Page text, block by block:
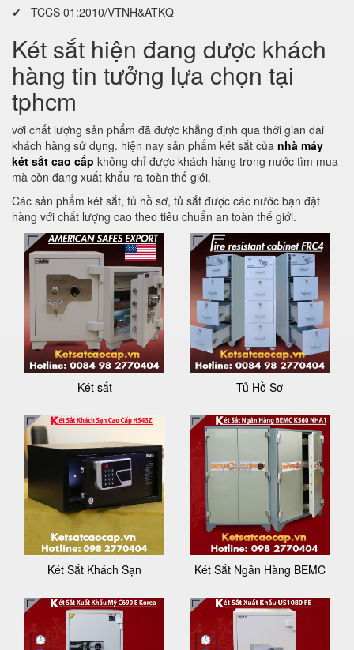
✔ TCCS 01:2010/VTNH&ATKQ
Két sắt hiện đang dược khách
hàng tin tưởng lựa chọn tại
tphcm
với chất lượng sản phẩm đã được khẳng định qua thời gian dài
khách hàng sử dụng. hiện nay sản phẩm két sắt của nhà máy
két sắt cao cấp không chỉ được khách hàng trong nước tìm mua
mà còn đang xuất khẩu ra toàn thế giới.
Các sản phẩm két sắt, tủ hồ sơ, tủ sắt được các nước bạn đặt
hàng với chất lượng cao theo tiêu chuẩn an toàn thế giới.
Két sắt Tủ Hồ Sơ
Két Sắt Khách Sạn Két Sắt Ngân Hàng BEMC